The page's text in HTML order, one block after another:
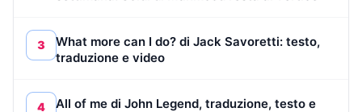
3
What more can I do? di Jack Savoretti: testo,
traduzione e video
4 All of me di John Legend, traduzione, testo e